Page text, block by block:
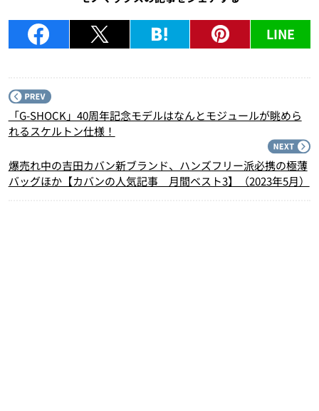
LINE
「G-SHOCK」40周年記念モデルはなんとモジュールが眺めら
れるスケルトン仕様！
爆売れ中の吉田カバン新ブランド、ハンズフリー派必携の極薄
バッグほか【カバンの人気記事 月間ベスト3】（2023年5月）